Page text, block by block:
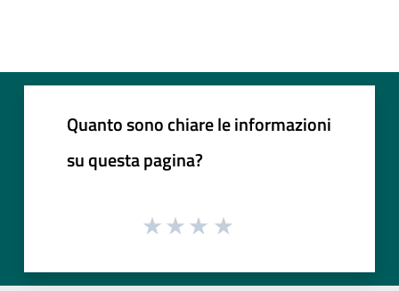
Quanto sono chiare le informazioni
su questa pagina?